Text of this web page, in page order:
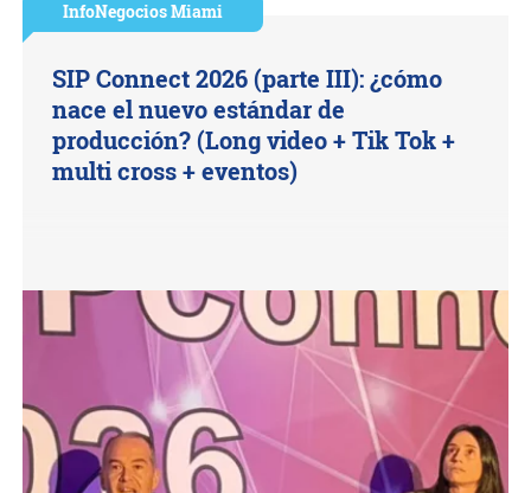
InfoNegocios Miami
SIP Connect 2026 (parte III): ¿cómo
nace el nuevo estándar de
producción? (Long video + Tik Tok +
multi cross + eventos)